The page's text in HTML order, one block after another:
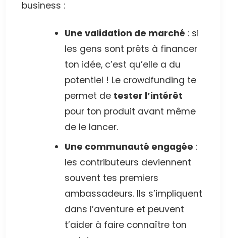
business :
Une validation de marché : si
les gens sont prêts à financer
ton idée, c’est qu’elle a du
potentiel ! Le crowdfunding te
permet de tester l’intérêt
pour ton produit avant même
de le lancer.
Une communauté engagée :
les contributeurs deviennent
souvent tes premiers
ambassadeurs. Ils s’impliquent
dans l’aventure et peuvent
t’aider à faire connaître ton